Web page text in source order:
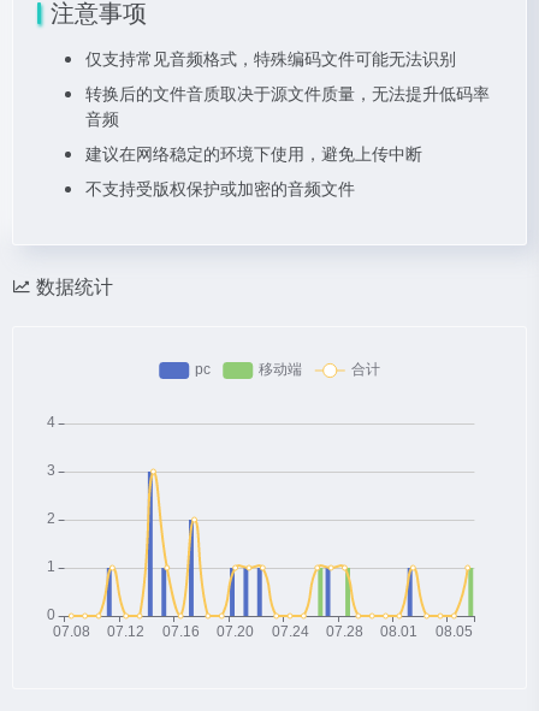
注意事项
仅支持常见音频格式，特殊编码文件可能无法识别
转换后的文件音质取决于源文件质量，无法提升低码率
音频
建议在网络稳定的环境下使用，避免上传中断
不支持受版权保护或加密的音频文件
数据统计